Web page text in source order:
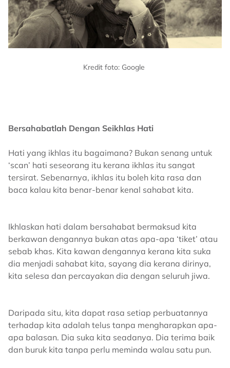
Kredit foto: Google
Bersahabatlah Dengan Seikhlas Hati
Hati yang ikhlas itu bagaimana? Bukan senang untuk
‘scan’ hati seseorang itu kerana ikhlas itu sangat
tersirat. Sebenarnya, ikhlas itu boleh kita rasa dan
baca kalau kita benar-benar kenal sahabat kita.
Ikhlaskan hati dalam bersahabat bermaksud kita
berkawan dengannya bukan atas apa-apa ‘tiket’ atau
sebab khas. Kita kawan dengannya kerana kita suka
dia menjadi sahabat kita, sayang dia kerana dirinya,
kita selesa dan percayakan dia dengan seluruh jiwa.
Daripada situ, kita dapat rasa setiap perbuatannya
terhadap kita adalah telus tanpa mengharapkan apa-
apa balasan. Dia suka kita seadanya. Dia terima baik
dan buruk kita tanpa perlu meminda walau satu pun.